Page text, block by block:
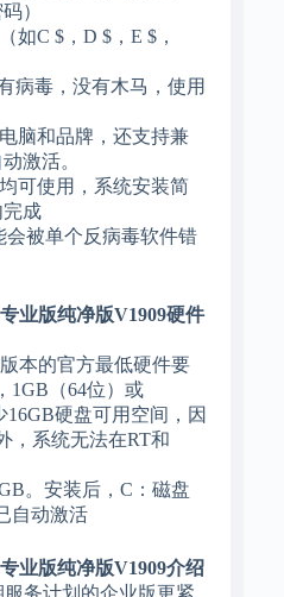
）
如C $，D $，E $，
病毒，没有木马，使用
脑和品牌，还支持兼
激活。
可使用，系统安装简
完成
会被单个反病毒软件错
业版纯净版V1909硬件
本的官方最低硬件要
1GB（64位）或
硬盘可用空间，因
，系统无法在RT和
。安装后，C：磁盘
自动激活
业版纯净版V1909介绍